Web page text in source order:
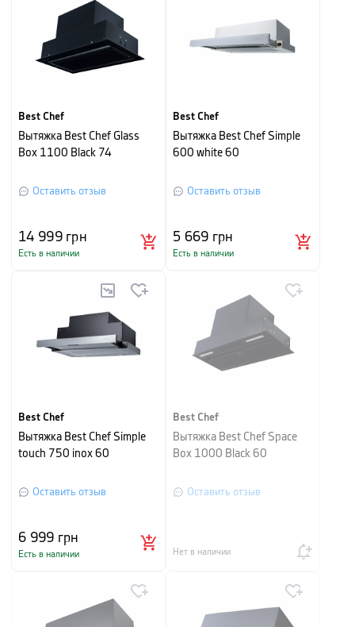
Best Chef
Вытяжка Best Chef Glass
Box 1100 Black 74
Оставить отзыв
14 999грн
Есть в наличии
Best Chef
Вытяжка Best Chef Simple
600 white 60
Оставить отзыв
5 669 грн
Есть в наличии
Best Chef
Вытяжка Best Chef Simple
touch 750 inox 60
Оставить отзыв
6 999 грн
Есть в наличии
Best Chef
Вытяжка Best Chef Space
Box 1000 Black 60
Оставить отзыв
Нет в наличии